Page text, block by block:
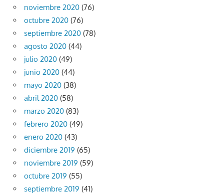
noviembre 2020 (76)
octubre 2020 (76)
septiembre 2020 (78)
agosto 2020 (44)
julio 2020 (49)
junio 2020 (44)
mayo 2020 (38)
abril 2020 (58)
marzo 2020 (83)
febrero 2020 (49)
enero 2020 (43)
diciembre 2019 (65)
noviembre 2019 (59)
octubre 2019 (55)
septiembre 2019 (41)